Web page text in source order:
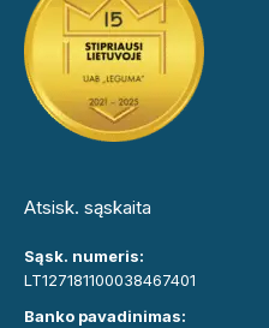
Atsisk. sąskaita
Sąsk. numeris:
LT127181100038467401
Banko pavadinimas: